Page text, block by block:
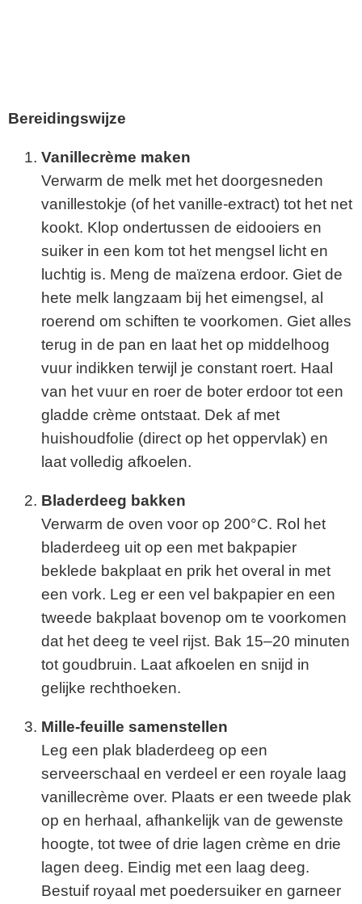
Bereidingswijze
Vanillecrème maken
Verwarm de melk met het doorgesneden
vanillestokje (of het vanille-extract) tot het net
kookt. Klop ondertussen de eidooiers en
suiker in een kom tot het mengsel licht en
luchtig is. Meng de maïzena erdoor. Giet de
hete melk langzaam bij het eimengsel, al
roerend om schiften te voorkomen. Giet alles
terug in de pan en laat het op middelhoog
vuur indikken terwijl je constant roert. Haal
van het vuur en roer de boter erdoor tot een
gladde crème ontstaat. Dek af met
huishoudfolie (direct op het oppervlak) en
laat volledig afkoelen.
Bladerdeeg bakken
Verwarm de oven voor op 200°C. Rol het
bladerdeeg uit op een met bakpapier
beklede bakplaat en prik het overal in met
een vork. Leg er een vel bakpapier en een
tweede bakplaat bovenop om te voorkomen
dat het deeg te veel rijst. Bak 15–20 minuten
tot goudbruin. Laat afkoelen en snijd in
gelijke rechthoeken.
Mille-feuille samenstellen
Leg een plak bladerdeeg op een
serveerschaal en verdeel er een royale laag
vanillecrème over. Plaats er een tweede plak
op en herhaal, afhankelijk van de gewenste
hoogte, tot twee of drie lagen crème en drie
lagen deeg. Eindig met een laag deeg.
Bestuif royaal met poedersuiker en garneer